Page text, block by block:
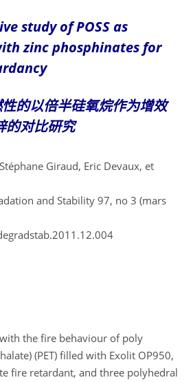
study of POSS as
zinc phosphinates for
的以倍半硅氧烷作为增效
的对比研究
Giraud, Eric Devaux, et
and Stability 97, no 3 (mars
the fire behaviour of poly
(PET) filled with Exolit OP950,
fire retardant, and three polyhedral